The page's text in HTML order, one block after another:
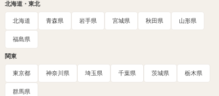
北海道・東北
北海道 青森県 岩手県 宮城県 秋田県 山形県
福島県
関東
東京都 神奈川県 埼玉県 千葉県 茨城県 栃木県
群馬県